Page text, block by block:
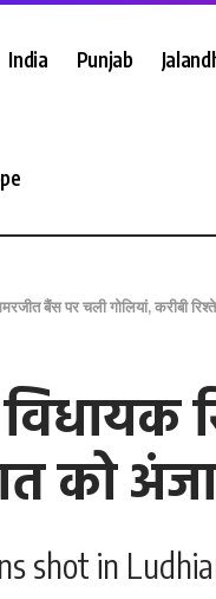
India Punjab
बैंस पर चली गोलियां, करीबी
को
shot in